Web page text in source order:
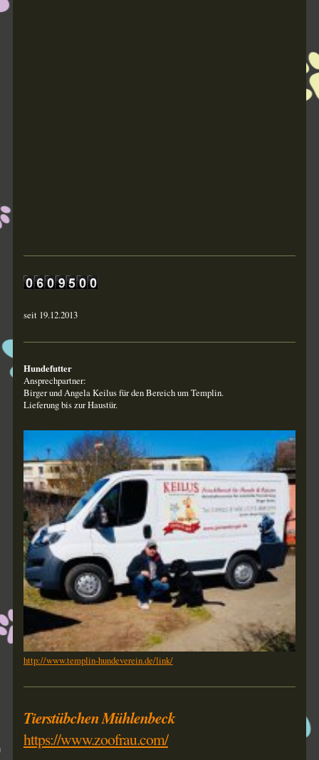
seit 19.12.2013
Hundefutter
Ansprechpartner:
Birger und Angela Keilus für den Bereich um Templin.
Lieferung bis zur Haustür.
http://www.templin-hundeverein.de/link/
Tierstübchen Mühlenbeck
https://www.zoofrau.com/